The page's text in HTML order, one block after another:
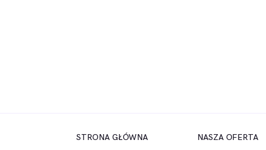
STRONA GŁÓWNA NASZA OFERTA
STRONA GŁÓWNA